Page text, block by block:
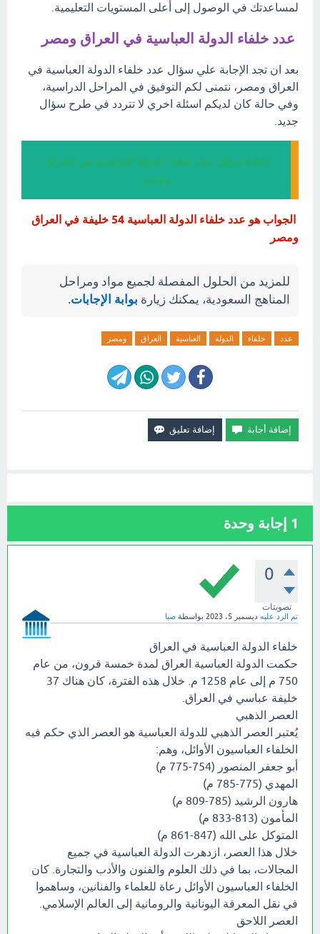
لمساعدتك في الوصول إلى أعلى المستويات التعليمية.
عدد خلفاء الدولة العباسية في العراق ومصر
بعد ان تجد الإجابة علي سؤال عدد خلفاء الدولة العباسية في
العراق ومصر، نتمنى لكم التوفيق في المراحل الدراسية،
وفي حالة كان لديكم اسئلة اخري لا تتردد في طرح سؤال
جديد.
إجابة سؤال عدد خلفاء الدولة العباسية في العراق
ومصر
الجواب هو عدد خلفاء الدولة العباسية 54 خليفة في العراق
ومصر
للمزيد من الحلول المفصلة لجميع مواد ومراحل
المناهج السعودية، يمكنك زيارة بوابة الإجابات.
عدد خلفاء الدولة العباسية العراق ومصر
1 إجابة وحدة
0
تصويتات
تم الرد عليه ديسمبر 5، 2023 بواسطة صبا
خلفاء الدولة العباسية في العراق
حكمت الدولة العباسية العراق لمدة خمسة قرون، من عام
750 م إلى عام 1258 م. خلال هذه الفترة، كان هناك 37
خليفة عباسي في العراق.
العصر الذهبي
يُعتبر العصر الذهبي للدولة العباسية هو العصر الذي حكم فيه
الخلفاء العباسيون الأوائل، وهم:
أبو جعفر المنصور (754-775 م)
المهدي (775-785 م)
هارون الرشيد (785-809 م)
المأمون (813-833 م)
المتوكل على الله (847-861 م)
خلال هذا العصر، ازدهرت الدولة العباسية في جميع
المجالات، بما في ذلك العلوم والفنون والأدب والتجارة. كان
الخلفاء العباسيون الأوائل رعاة للعلماء والفنانين، وساهموا
في نقل المعرفة اليونانية والرومانية إلى العالم الإسلامي.
العصر اللاحق